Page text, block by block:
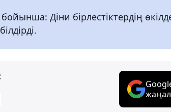
Діни бірлестіктердің